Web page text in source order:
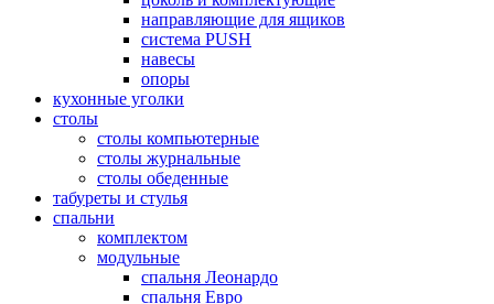
направляющие для ящиков
система PUSH
навесы
опоры
кухонные уголки
столы
столы компьютерные
столы журнальные
столы обеденные
табуреты и стулья
спальни
комплектом
модульные
спальня Леонардо
спальня Евро